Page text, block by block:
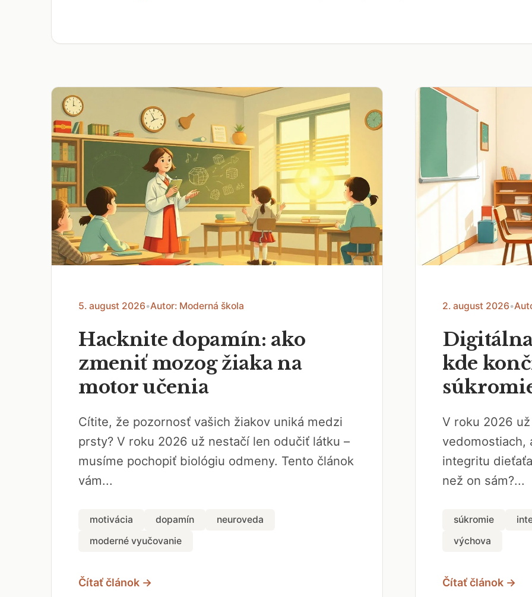
5. august 2026•Autor: Moderná škola
Hacknite dopamín: ako
zmeniť mozog žiaka na
motor učenia
Cítite, že pozornosť vašich žiakov uniká medzi
prsty? V roku 2026 už nestačí len odučiť látku –
musíme pochopiť biológiu odmeny. Tento článok
vám...
motivácia dopamín
neuroveda
moderné vyučovanie
Čítať článok →
2. august 2026•
kde
V roku 2026
vedomostiach,
integritu
než on sám?...
súkromie
výchova
Čítať článok →